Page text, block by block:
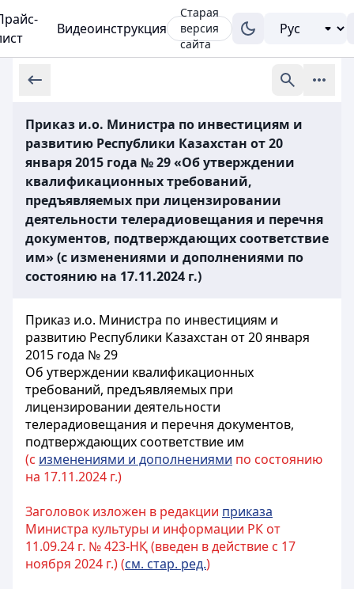
Видеоинструкция
Старая
версия
сайта
Приказ и.о. Министра по инвестициям и
развитию Республики Казахстан от 20
января 2015 года № 29 «Об утверждении
квалификационных требований,
предъявляемых при лицензировании
деятельности телерадиовещания и перечня
документов, подтверждающих соответствие
им» (с изменениями и дополнениями по
состоянию на 17.11.2024 г.)
Приказ и.о. Министра по инвестициям и
развитию Республики Казахстан от 20 января
2015 года № 29
Об утверждении квалификационных
требований, предъявляемых при
лицензировании деятельности
телерадиовещания и перечня документов,
подтверждающих соответствие им
(с изменениями и дополнениями по состоянию
на 17.11.2024 г.)
Заголовок изложен в редакции приказа
Министра культуры и информации РК от
11.09.24 г. № 423-НҚ (введен в действие с 17
ноября 2024 г.) (см. стар. ред.)